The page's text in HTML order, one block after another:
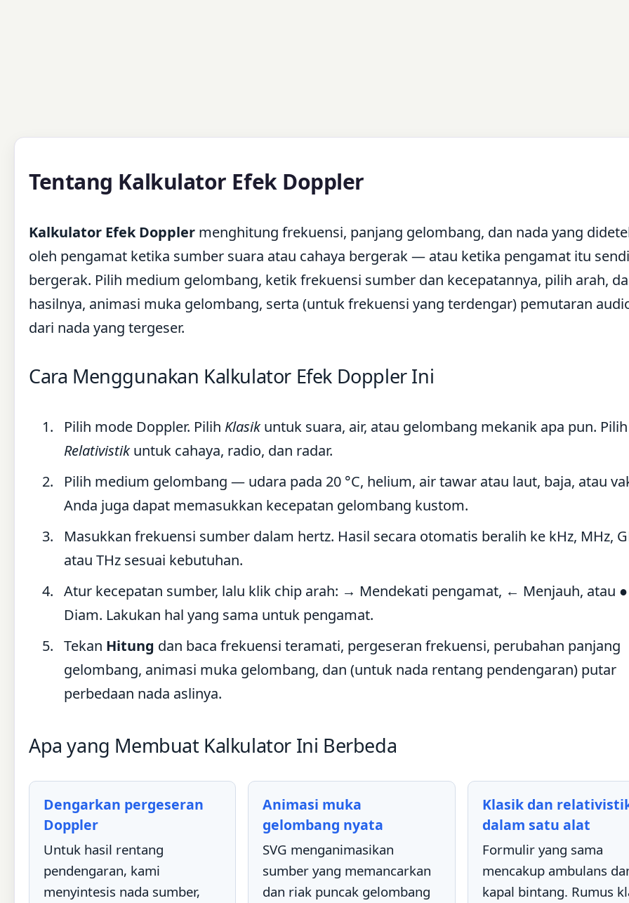
Tentang Kalkulator Efek Doppler
Kalkulator Efek Doppler menghitung frekuensi, panjang gelombang, dan nada yang
oleh pengamat ketika sumber suara atau cahaya bergerak — atau ketika pengamat itu
bergerak. Pilih medium gelombang, ketik frekuensi sumber dan kecepatannya, pilih arah,
hasilnya, animasi muka gelombang, serta (untuk frekuensi yang terdengar) pemutaran
dari nada yang tergeser.
Cara Menggunakan Kalkulator Efek Doppler Ini
Pilih mode Doppler. Pilih Klasikuntuk suara, air, atau gelombang mekanik apa pun. Pilih
Relativistikuntuk cahaya, radio, dan radar.
Pilih medium gelombang — udara pada 20 °C, helium, air tawar atau laut, baja, atau
Anda juga dapat memasukkan kecepatan gelombang kustom.
Masukkan frekuensi sumber dalam hertz. Hasil secara otomatis beralih ke kHz, MHz,
atau THz sesuai kebutuhan.
Atur kecepatan sumber, lalu klik chip arah: → Mendekati pengamat, ← Menjauh, atau ●
Diam. Lakukan hal yang sama untuk pengamat.
Tekan Hitung dan baca frekuensi teramati, pergeseran frekuensi, perubahan panjang
gelombang, animasi muka gelombang, dan (untuk nada rentang pendengaran) putar
perbedaan nada aslinya.
Apa yang Membuat Kalkulator Ini Berbeda
Dengarkan pergeseran
Doppler
Untuk hasil rentang
pendengaran, kami
menyintesis nada sumber,
Animasi muka
gelombang nyata
SVG menganimasikan
sumber yang memancarkan
dan riak puncak gelombang
Klasik dan
dalam satu alat
Formulir yang sama
mencakup ambulans
kapal bintang. Rumus